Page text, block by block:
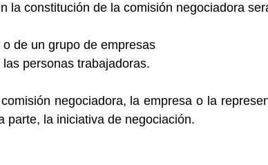
la constitución de la comisión negociadora
de un grupo de empresas
personas trabajadoras.
negociadora, la empresa o la
parte, la iniciativa de negociación.